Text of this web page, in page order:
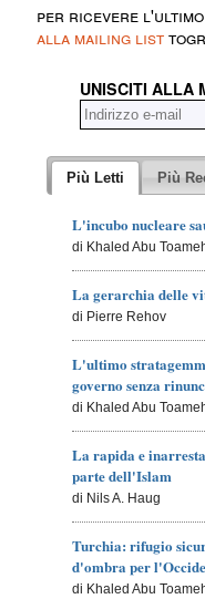
per ricevere
alla mailing list
UNISCITI ALLA
Più Letti Più
L'incubo nucleare
di Khaled Abu
La gerarchia delle
di Pierre Rehov
L'ultimo
governo senza
di Khaled Abu
La rapida e
parte dell'Islam
di Nils A. Haug
Turchia: rifugio
d'ombra per
di Khaled Abu